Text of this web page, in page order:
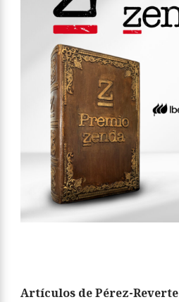
Artículos de Pérez-Reverte